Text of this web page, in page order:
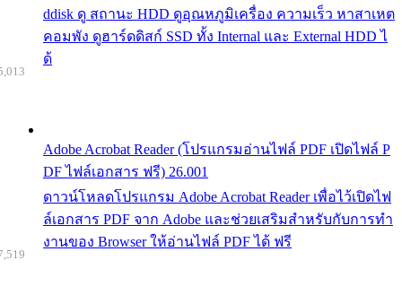
ddisk ดู สถานะ HDD ดูอุณหภูมิเครื่อง ความเร็ว หาสาเหต
คอมพัง ดูฮาร์ดดิสก์ SSD ทั้ง Internal และ External HDD ไ
ด้
Adobe Acrobat Reader (โปรแกรมอ่านไฟล์ PDF เปิดไฟล์ P
DF ไฟล์เอกสาร ฟรี) 26.001
ดาวน์โหลดโปรแกรม Adobe Acrobat Reader เพื่อไว้เปิดไฟ
ล์เอกสาร PDF จาก Adobe และช่วยเสริมสำหรับกับการทำ
งานของ Browser ให้อ่านไฟล์ PDF ได้ ฟรี